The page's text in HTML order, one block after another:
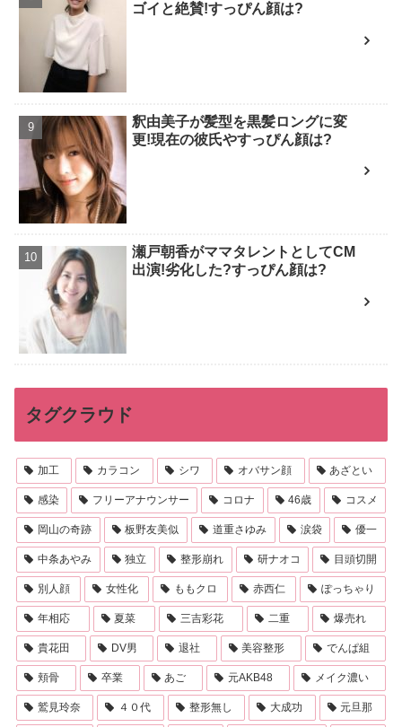
ゴイと絶賛!すっぴん顔は?
釈由美子が髪型を黒髪ロングに変
更!現在の彼氏やすっぴん顔は?
瀬戸朝香がママタレントとしてCM
出演!劣化した?すっぴん顔は?
タグクラウド
加工 カラコン シワ オバサン顔 あざとい
感染 フリーアナウンサー コロナ 46歳 コスメ
岡山の奇跡 板野友美似 道重さゆみ 涙袋 優一
中条あやみ 独立 整形崩れ 研ナオコ 目頭切開
別人顔 女性化 ももクロ 赤西仁 ぽっちゃり
年相応 夏菜 三吉彩花 二重 爆売れ
貴花田 DV男 退社 美容整形 でんぱ組
頬骨 卒業 あご 元AKB48 メイク濃い
鷲見玲奈 ４０代 整形無し 大成功 元旦那